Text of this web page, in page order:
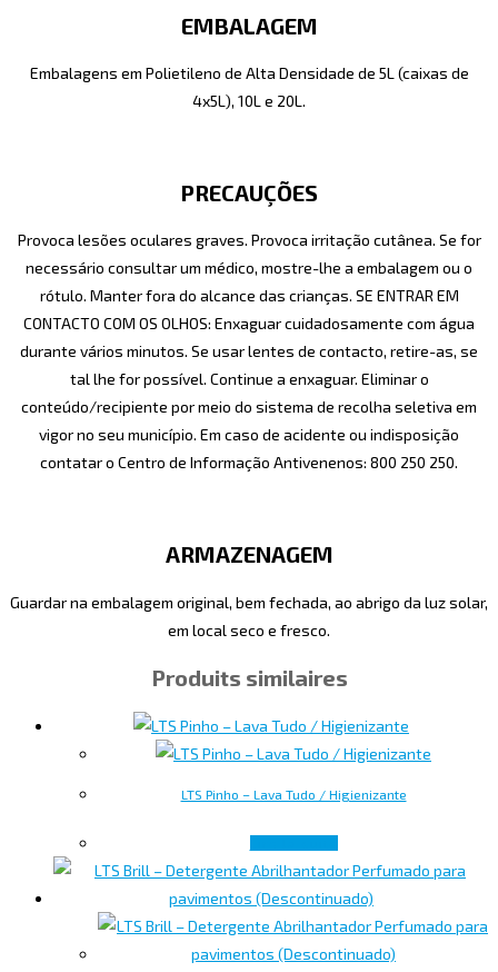
EMBALAGEM
Embalagens em Polietileno de Alta Densidade de 5L (caixas de
4x5L), 10L e 20L.
PRECAUÇÕES
Provoca lesões oculares graves. Provoca irritação cutânea. Se for
necessário consultar um médico, mostre-lhe a embalagem ou o
rótulo. Manter fora do alcance das crianças. SE ENTRAR EM
CONTACTO COM OS OLHOS: Enxaguar cuidadosamente com água
durante vários minutos. Se usar lentes de contacto, retire-as, se
tal lhe for possível. Continue a enxaguar. Eliminar o
conteúdo/recipiente por meio do sistema de recolha seletiva em
vigor no seu município. Em caso de acidente ou indisposição
contatar o Centro de Informação Antivenenos: 800 250 250.
ARMAZENAGEM
Guardar na embalagem original, bem fechada, ao abrigo da luz solar,
em local seco e fresco.
Produits similaires
LTS Pinho – Lava Tudo / Higienizante